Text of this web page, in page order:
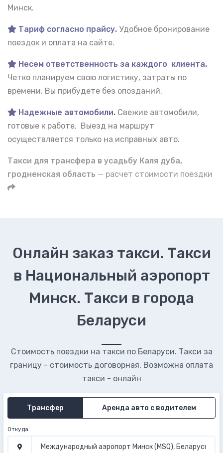
Минск.
Тариф согласно прайсу. Удобное бронирование
поездок и оплата на сайте.
Несем ответственность за каждого клиента.
Четко планируем свою логистику, затраты по
времени. Вы прибудете без опозданий.
Надежные автомобили. Свежие автомобили,
готовые к работе. Выезд на маршрут
осуществляется только на исправных авто.
Такси для трансфера в усадьбу Каля дуба,
гродненская область — расчет стоимости поездки
Онлайн заказ такси. Такси
в Национальный аэропорт
Минск. Такси в города
Беларуси
Стоимость поездки на такси по Беларуси. Такси за
границу - стоимость договорная. Возможна оплата
такси - онлайн
Трансфер Аренда авто с водителем
Откуда